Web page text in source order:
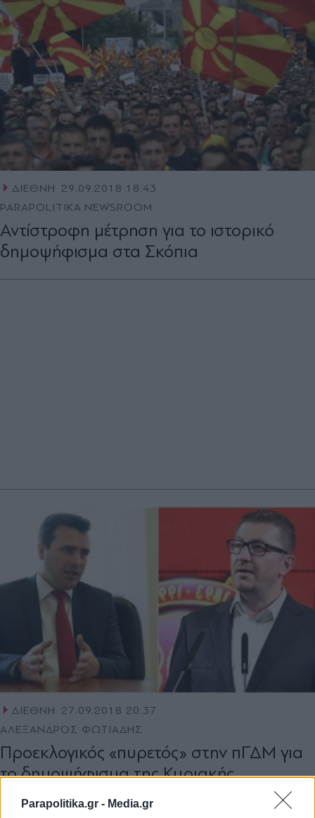
Parapolitika.gr - Media.gr
ΔΙΕΘΝΗ
29.09.2018 18:43
PARAPOLITIKA NEWSROOM
Αντίστροφη μέτρηση για το ιστορικό
δημοψήφισμα στα Σκόπια
ΔΙΕΘΝΗ
27.09.2018 20:37
ΑΛΕΞΑΝΔΡΟΣ ΦΩΤΙΑΔΗΣ
Προεκλογικός «πυρετός» στην πΓΔΜ για
το δημοψήφισμα της Κυριακής